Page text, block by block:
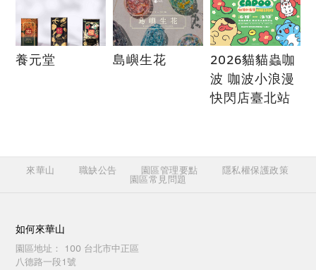
養元堂 島嶼生花
2026貓貓蟲咖
波 咖波小浪漫
快閃店臺北站
來華山 職缺公告 園區管理要點 隱私權保護政策
園區常見問題
如何來華山
園區地址：
100 台北市中正區
八德路一段1號